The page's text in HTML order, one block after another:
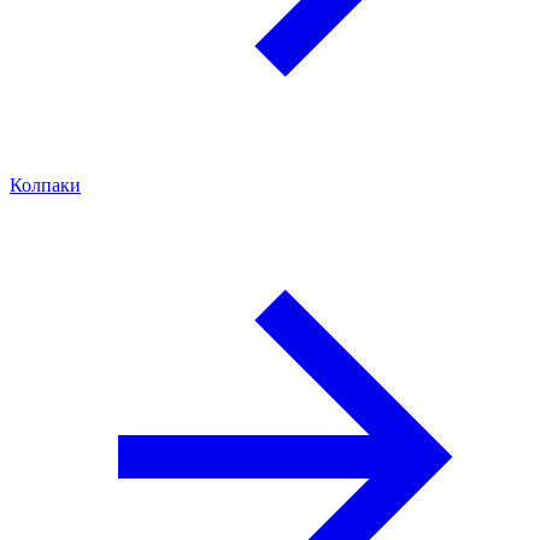
Колпаки